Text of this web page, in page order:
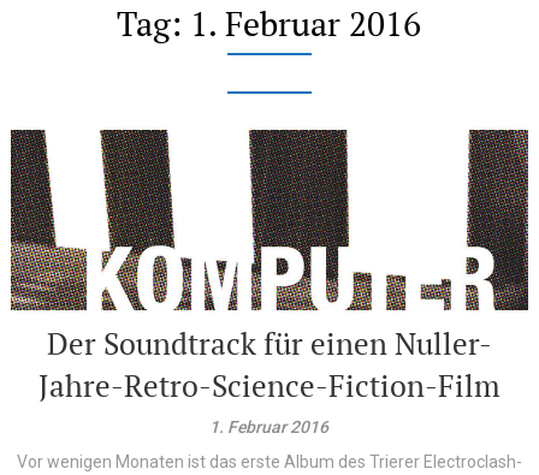
Tag: 1. Februar 2016
Der Soundtrack für einen Nuller-
Jahre-Retro-Science-Fiction-Film
1. Februar 2016
Vor wenigen Monaten ist das erste Album des Trierer Electroclash-